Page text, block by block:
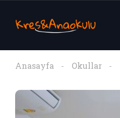
Anasayfa Okullar